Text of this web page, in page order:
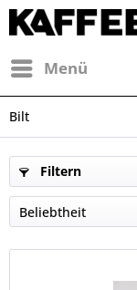
Menü
Bilt
Filtern